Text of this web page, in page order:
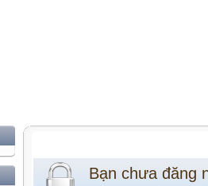
Bạn chưa đăng